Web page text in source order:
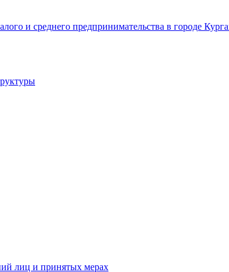
и среднего предпринимательства в городе
лиц и принятых мерах